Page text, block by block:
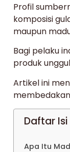
Profil
komposisi
maupun
Bagi pelaku
produk
Artikel ini
Daftar Isi
Apa Itu